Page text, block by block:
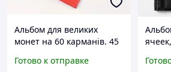
Альбом для великих
монет на 60 карманів. 45
Готово к отправке